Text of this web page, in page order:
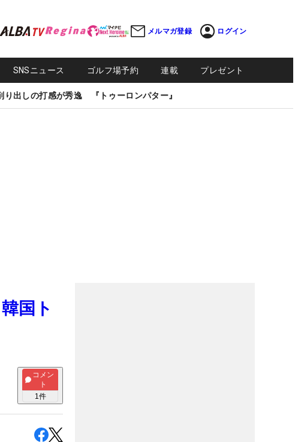
メルマガ登録 ログイン
SNSニュース ゴルフ場予約 連載 プレゼント
り出しの打感が秀逸 『トゥーロンパター』
国ト
コメン
ト
1件